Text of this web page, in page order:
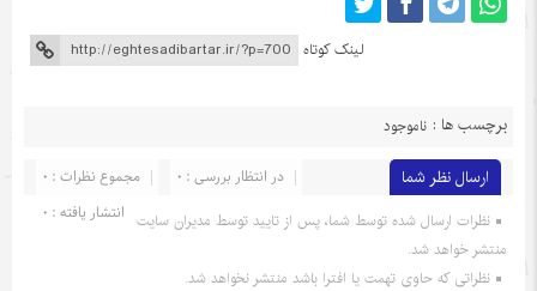
لینک کوتاه
برچسب ها : ناموجود
ارسال نظر شما مجموع نظرات : 0
در انتظار بررسی : 0
انتشار یافته : 0 نظرات ارسال شده توسط شما، پس از تایید توسط مدیران سایت
منتشر خواهد شد.
نظراتی که حاوی تهمت یا افترا باشد منتشر نخواهد شد.